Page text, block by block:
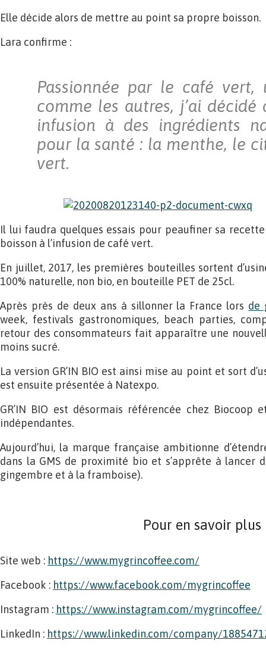
Elle décide alors de mettre au point sa propre boisson.
Lara confirme :
Passionnée par le café vert,
comme les autres, j’ai
infusion à des ingrédients
pour la santé : la menthe, le
vert.
Il lui faudra quelques essais pour peaufiner sa
boisson à l’infusion de café vert.
En juillet, 2017, les premières bouteilles sortent
100% naturelle, non bio, en bouteille PET de 25cl.
Après près de deux ans à sillonner la France lors de
week, festivals gastronomiques, beach parties,
retour des consommateurs fait apparaître une
moins sucré.
La version GR’IN BIO est ainsi mise au point et sort
est ensuite présentée à Natexpo.
GR’IN BIO est désormais référencée chez Biocoop
indépendantes.
Aujourd’hui, la marque française ambitionne
dans la GMS de proximité bio et s’apprête à lancer
gingembre et à la framboise).
Pour en savoir plus
Site web : https://www.mygrincoffee.com/
Facebook : https://www.facebook.com/mygrincoffee
Instagram : https://www.instagram.com/mygrincoffee/
LinkedIn : https://www.linkedin.com/company/